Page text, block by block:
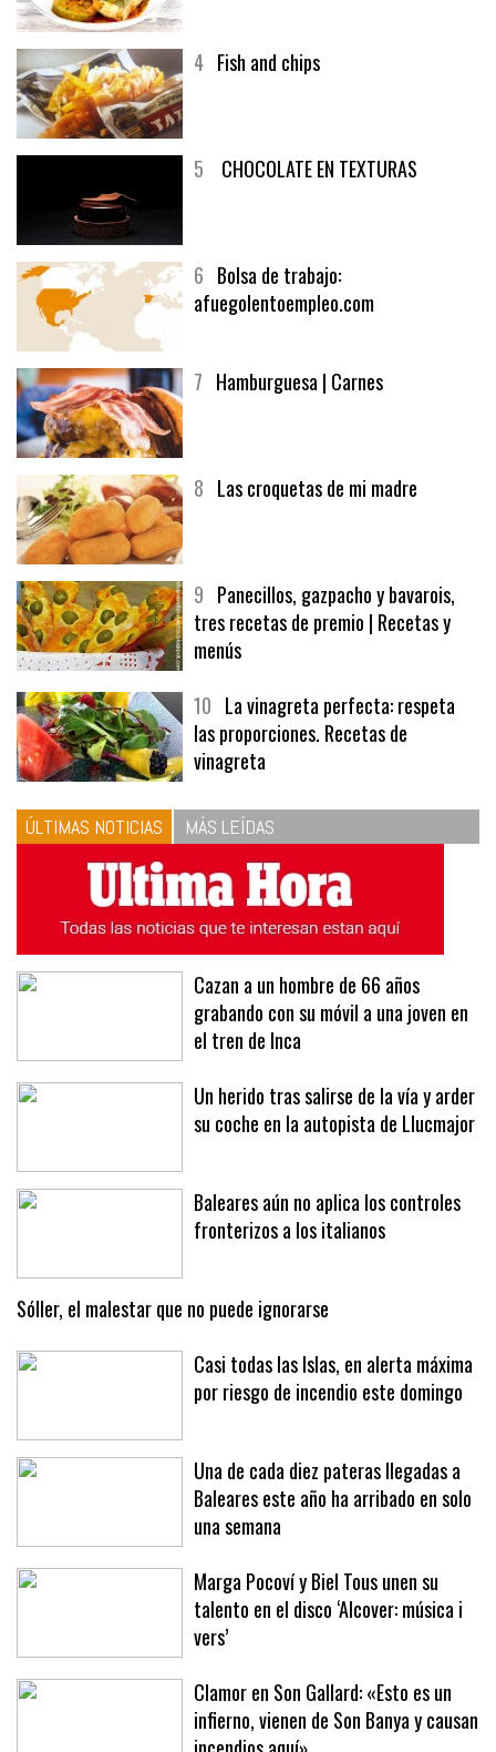
4 Fish and chips
5 CHOCOLATE EN TEXTURAS
6 Bolsa de trabajo:
afuegolentoempleo.com
7 Hamburguesa | Carnes
8 Las croquetas de mi madre
9 Panecillos, gazpacho y bavarois,
tres recetas de premio | Recetas y
menús
10 La vinagreta perfecta: respeta
las proporciones. Recetas de
vinagreta
ÚLTIMAS NOTICIAS MÁS LEÍDAS
Cazan a un hombre de 66 años
grabando con su móvil a una joven en
el tren de Inca
Un herido tras salirse de la vía y arder
su coche en la autopista de Llucmajor
Baleares aún no aplica los controles
fronterizos a los italianos
Sóller, el malestar que no puede ignorarse
Casi todas las Islas, en alerta máxima
por riesgo de incendio este domingo
Una de cada diez pateras llegadas a
Baleares este año ha arribado en solo
una semana
Marga Pocoví y Biel Tous unen su
talento en el disco ‘Alcover: música i
vers’
Clamor en Son Gallard: «Esto es un
infierno, vienen de Son Banya y causan